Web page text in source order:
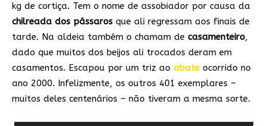
kg de cortiça. Tem o nome de assobiador por causa da
chilreada dos pássaros que ali regressam aos finais de
tarde. Na aldeia também o chamam de casamenteiro,
dado que muitos dos beijos ali trocados deram em
casamentos. Escapou por um triz ao abate ocorrido no
ano 2000. Infelizmente, os outros 401 exemplares –
muitos deles centenários – não tiveram a mesma sorte.